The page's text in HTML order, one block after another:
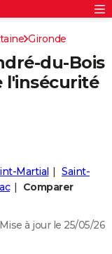
Rechercher
Gironde
du-Bois
l'insécurité
Martial
Saint-
Comparer
Mise à jour le 25/05/26